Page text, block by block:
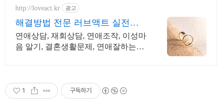
한 문제 해결가능
http://loveact.kr 광고
해결방법 전문 러브액트 실전경
험이 가장 많은 업체
연애상담, 재회상담, 연애조작, 이성마
음 알기, 결혼생활문제, 연애잘하는법
1 구독하기